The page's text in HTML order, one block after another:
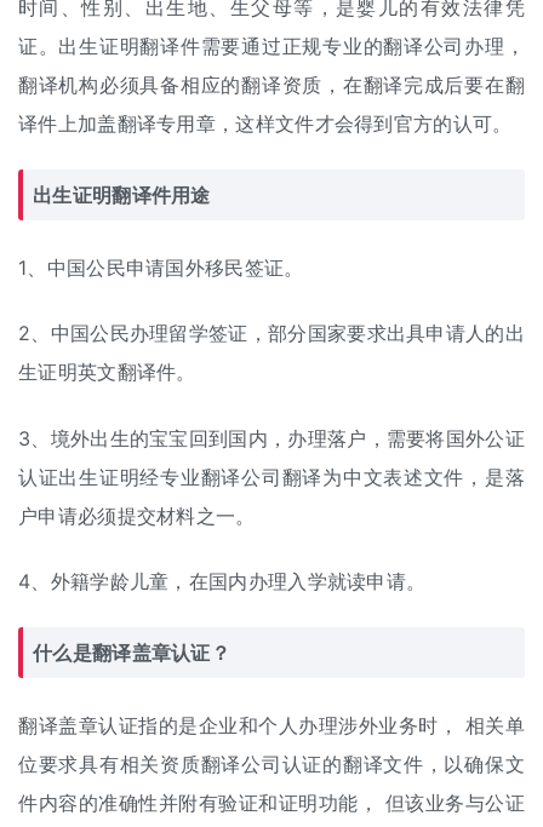
时间、性别、出生地、生父母等，是婴儿的有效法律凭
证。出生证明翻译件需要通过正规专业的翻译公司办理，
翻译机构必须具备相应的翻译资质，在翻译完成后要在翻
译件上加盖翻译专用章，这样文件才会得到官方的认可。
出生证明翻译件用途
1、中国公民申请国外移民签证。
2、中国公民办理留学签证，部分国家要求出具申请人的出
生证明英文翻译件。
3、境外出生的宝宝回到国内，办理落户，需要将国外公证
认证出生证明经专业翻译公司翻译为中文表述文件，是落
户申请必须提交材料之一。
4、外籍学龄儿童，在国内办理入学就读申请。
什么是翻译盖章认证？
翻译盖章认证指的是企业和个人办理涉外业务时， 相关单
位要求具有相关资质翻译公司认证的翻译文件，以确保文
件内容的准确性并附有验证和证明功能， 但该业务与公证